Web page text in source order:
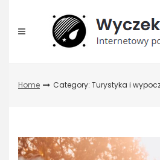
content
Home Category: Turystyka i